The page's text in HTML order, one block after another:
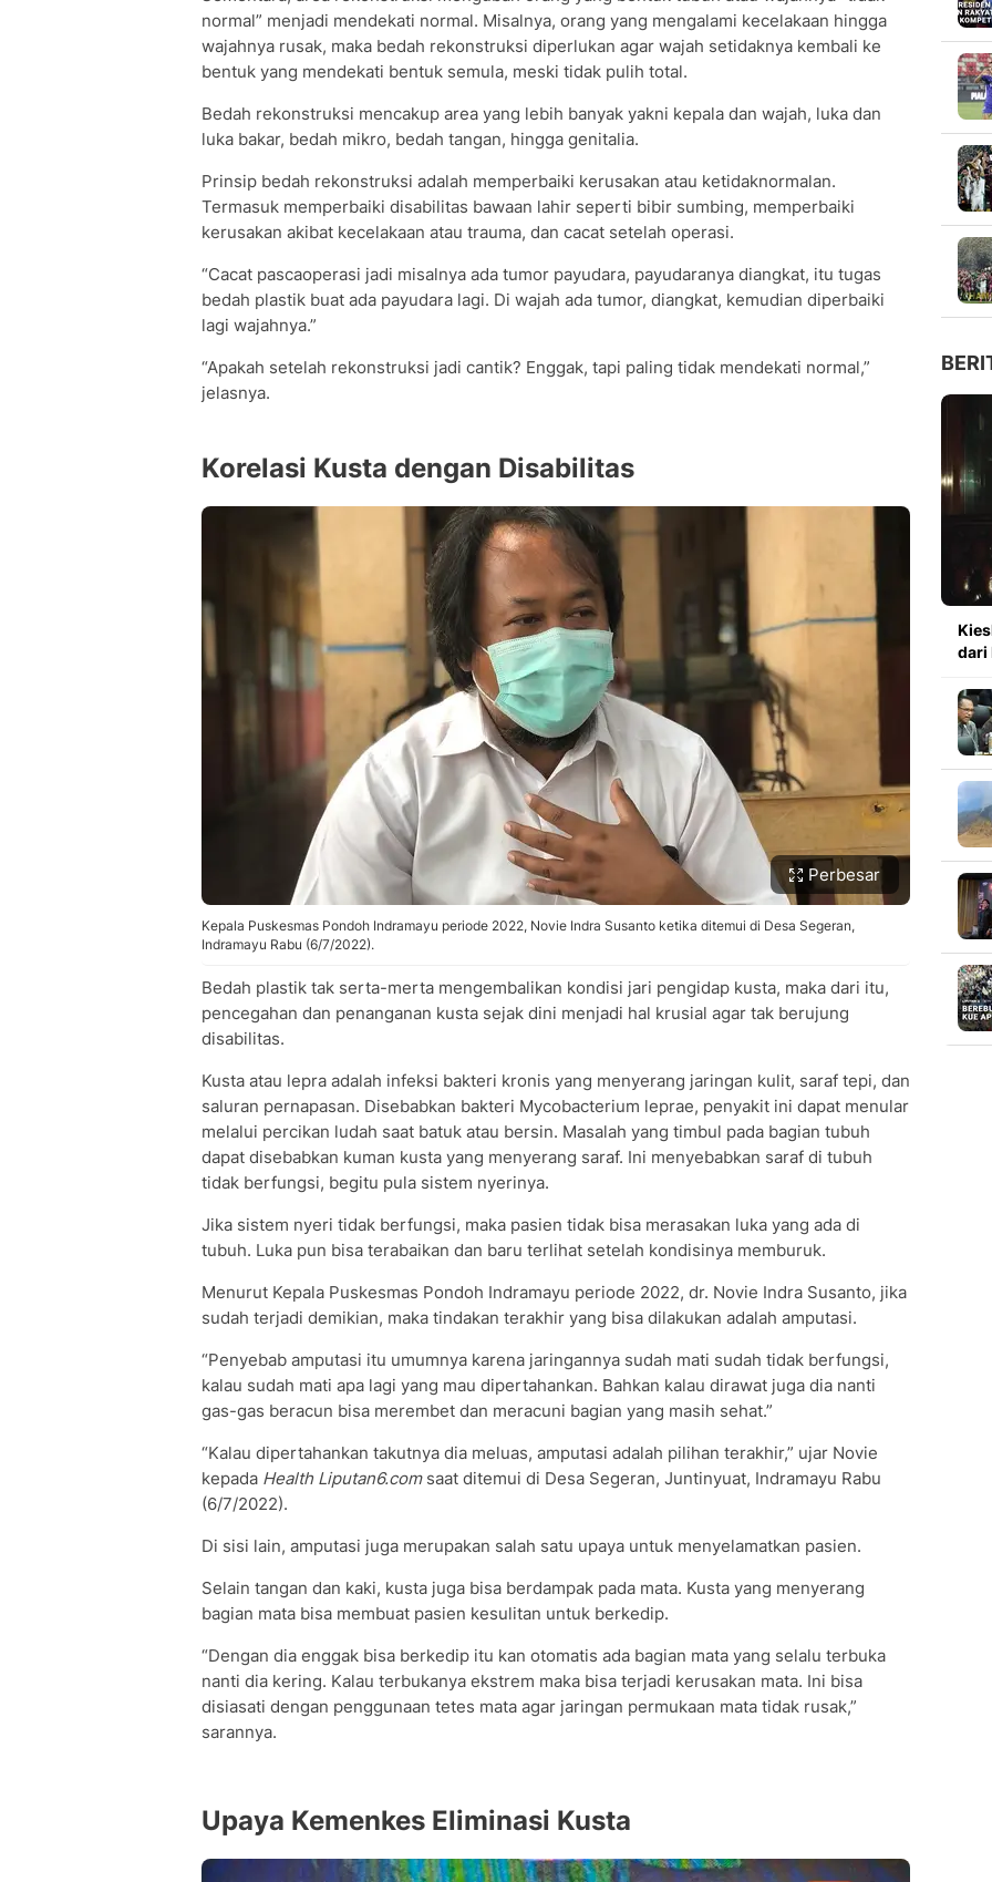
normal” menjadi mendekati normal. Misalnya, orang yang mengalami kecelakaan hingga
wajahnya rusak, maka bedah rekonstruksi diperlukan agar wajah setidaknya kembali ke
bentuk yang mendekati bentuk semula, meski tidak pulih total.
Bedah rekonstruksi mencakup area yang lebih banyak yakni kepala dan wajah, luka dan
luka bakar, bedah mikro, bedah tangan, hingga genitalia.
Prinsip bedah rekonstruksi adalah memperbaiki kerusakan atau ketidaknormalan.
Termasuk memperbaiki disabilitas bawaan lahir seperti bibir sumbing, memperbaiki
kerusakan akibat kecelakaan atau trauma, dan cacat setelah operasi.
“Cacat pascaoperasi jadi misalnya ada tumor payudara, payudaranya diangkat, itu tugas
bedah plastik buat ada payudara lagi. Di wajah ada tumor, diangkat, kemudian diperbaiki
lagi wajahnya.”
“Apakah setelah rekonstruksi jadi cantik? Enggak, tapi paling tidak mendekati normal,”
jelasnya.
Korelasi Kusta dengan Disabilitas
Perbesar
Kepala Puskesmas Pondoh Indramayu periode 2022, Novie Indra Susanto ketika ditemui di Desa Segeran,
Indramayu Rabu (6/7/2022).
Bedah plastik tak serta-merta mengembalikan kondisi jari pengidap kusta, maka dari itu,
pencegahan dan penanganan kusta sejak dini menjadi hal krusial agar tak berujung
disabilitas.
Kusta atau lepra adalah infeksi bakteri kronis yang menyerang jaringan kulit, saraf tepi, dan
saluran pernapasan. Disebabkan bakteri Mycobacterium leprae, penyakit ini dapat menular
melalui percikan ludah saat batuk atau bersin. Masalah yang timbul pada bagian tubuh
dapat disebabkan kuman kusta yang menyerang saraf. Ini menyebabkan saraf di tubuh
tidak berfungsi, begitu pula sistem nyerinya.
Jika sistem nyeri tidak berfungsi, maka pasien tidak bisa merasakan luka yang ada di
tubuh. Luka pun bisa terabaikan dan baru terlihat setelah kondisinya memburuk.
Menurut Kepala Puskesmas Pondoh Indramayu periode 2022, dr. Novie Indra Susanto, jika
sudah terjadi demikian, maka tindakan terakhir yang bisa dilakukan adalah amputasi.
“Penyebab amputasi itu umumnya karena jaringannya sudah mati sudah tidak berfungsi,
kalau sudah mati apa lagi yang mau dipertahankan. Bahkan kalau dirawat juga dia nanti
gas-gas beracun bisa merembet dan meracuni bagian yang masih sehat.”
“Kalau dipertahankan takutnya dia meluas, amputasi adalah pilihan terakhir,” ujar Novie
kepada Health Liputan6.comsaat ditemui di Desa Segeran, Juntinyuat, Indramayu Rabu
(6/7/2022).
Di sisi lain, amputasi juga merupakan salah satu upaya untuk menyelamatkan pasien.
Selain tangan dan kaki, kusta juga bisa berdampak pada mata. Kusta yang menyerang
bagian mata bisa membuat pasien kesulitan untuk berkedip.
“Dengan dia enggak bisa berkedip itu kan otomatis ada bagian mata yang selalu terbuka
nanti dia kering. Kalau terbukanya ekstrem maka bisa terjadi kerusakan mata. Ini bisa
disiasati dengan penggunaan tetes mata agar jaringan permukaan mata tidak rusak,”
sarannya.
Upaya Kemenkes Eliminasi Kusta
dari